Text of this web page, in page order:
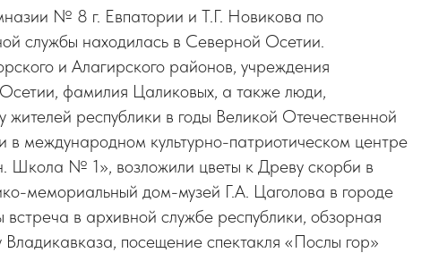
№ 8 г. Евпатории и Т.Г. Новикова по
службы находилась в Северной Осетии.
и Алагирского районов, учреждения
фамилия Цаликовых, а также люди,
республики в годы Великой Отечественной
в международном культурно-патриотическом центре
Школа № 1», возложили цветы к Древу скорби в
мемориальный дом-музей Г.А. Цаголова в городе
в архивной службе республики, обзорная
Владикавказа, посещение спектакля «Послы гор»